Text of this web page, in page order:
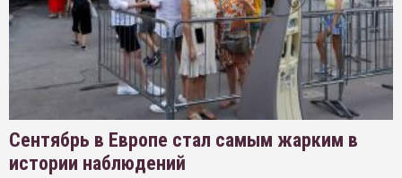
Сентябрь в Европе стал самым жарким в
истории наблюдений